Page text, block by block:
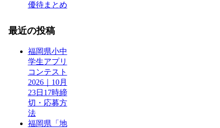
優待まとめ
最近の投稿
福岡県小中
学生アプリ
コンテスト
2026｜10月
23日17時締
切・応募方
法
福岡県「地